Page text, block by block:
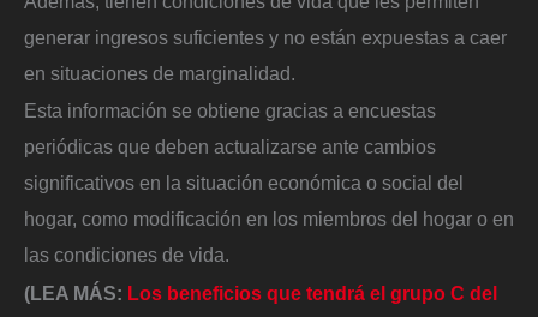
generar ingresos suficientes y no están expuestas a caer
en situaciones de marginalidad.
Esta información se obtiene gracias a encuestas
periódicas que deben actualizarse ante cambios
significativos en la situación económica o social del
hogar, como modificación en los miembros del hogar o en
las condiciones de vida.
(LEA MÁS: Los beneficios que tendrá el grupo C del